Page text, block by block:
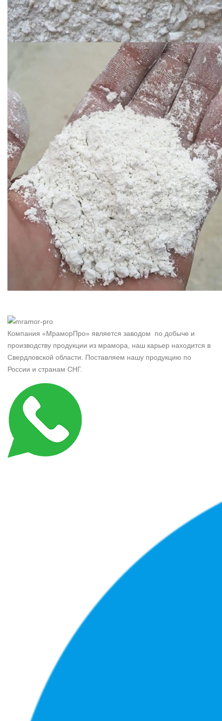
Компания «МраморПро» является заводом по добыче и
производству продукции из мрамора, наш карьер находится в
Свердловской области. Поставляем нашу продукцию по
России и странам СНГ.